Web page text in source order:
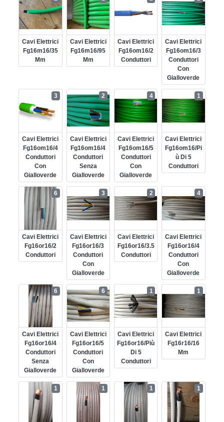
Cavi Elettrici
Fg16m16/35
Mm
Cavi Elettrici
Fg16m16/95
Mm
Cavi Elettrici
Fg16om16/2
Conduttori
Cavi Elettrici
Fg16om16/3
Conduttori
Con
Gialloverde
Cavi Elettrici
Fg16om16/4
Conduttori
Con
Gialloverde
3
Cavi Elettrici
Fg16om16/4
Conduttori
Senza
Gialloverde
2
Cavi Elettrici
Fg16om16/5
Conduttori
Con
Gialloverde
4
Cavi Elettrici
Fg16om16/pi
Ù Di 5
Conduttori
1
Cavi Elettrici
Fg16or16/2
Conduttori
6
Cavi Elettrici
Fg16or16/3
Conduttori
Con
Gialloverde
3
Cavi Elettrici
Fg16or16/3.5
Conduttori
2
Cavi Elettrici
Fg16or16/4
Conduttori
Con
Gialloverde
4
Cavi Elettrici
Fg16or16/4
Conduttori
Senza
Gialloverde
6
Cavi Elettrici
Fg16or16/5
Conduttori
Con
Gialloverde
6
Cavi Elettrici
Fg16or16/più
Di 5
Conduttori
1
Cavi Elettrici
Fg16r16/16
Mm
1
1 1 1 1